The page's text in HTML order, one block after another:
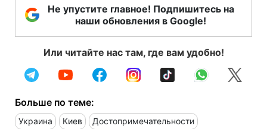
Не упустите главное! Подпишитесь на
наши обновления в Google!
Или читайте нас там, где вам удобно!
Больше по теме:
Украина Киев Достопримечательности